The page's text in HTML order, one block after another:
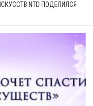
NTD ПОДЕЛИЛСЯ